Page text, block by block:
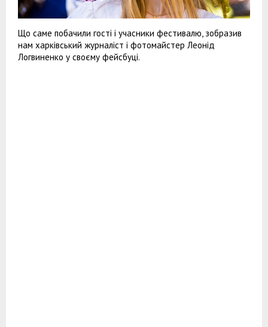
Що саме побачили гості і учасники фестивалю, зобразив
нам харківський журналіст і фотомайстер Леонід
Логвиненко у своєму фейсбуці.